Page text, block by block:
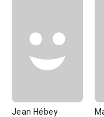
Jean Hébey